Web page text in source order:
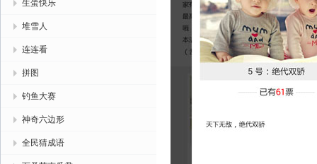
生蛋快乐
堆雪人
连连看
拼图
钓鱼大赛
神奇六边形
全民猜成语